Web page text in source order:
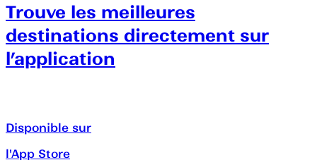
Trouve les meilleures
destinations directement sur
l’application
Disponible sur
l'App Store